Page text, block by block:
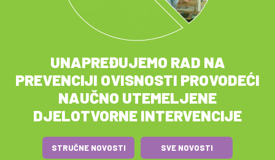
UNAPREĐUJEMO RAD NA
PREVENCIJI OVISNOSTI PROVODEĆI
NAUČNO UTEMELJENE
DJELOTVORNE INTERVENCIJE
STRUČNE NOVOSTI SVE NOVOSTI